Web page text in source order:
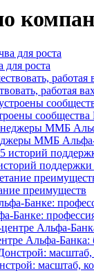
для роста
работая
сообщества
ММБ
поддержки
преимуществ
Банке:
Альфа-
масштаб,